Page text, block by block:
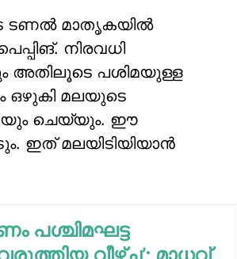
ടണല്‍ മാതൃകയില്‍
നിരവധി
അതിലൂടെ പശിമയുള്ള
ഒഴുകി മലയുടെ
ചെയ്യും. ഈ
ഇത് മലയിടിയിയാന്‍
പശ്ചിമഘട്ട